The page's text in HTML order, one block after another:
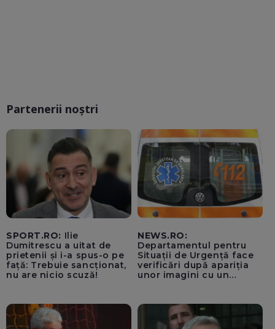
Partenerii noștri
SPORT.RO: Ilie
Dumitrescu a uitat de
prietenii și i-a spus-o pe
față: Trebuie sancționat,
nu are nicio scuză!
NEWS.RO:
Departamentul pentru
Situații de Urgență face
verificări după apariția
unor imagini cu un
pentru cumpărături în
timp ce transporta un
pacient către spital